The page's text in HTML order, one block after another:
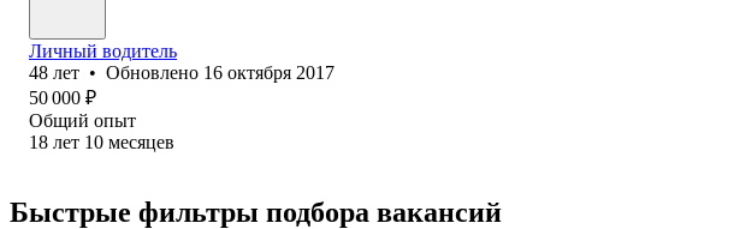
Личный водитель
48 лет • Обновлено 16 октября 2017
50 000 ₽
Общий опыт
18 лет 10 месяцев
Быстрые фильтры подбора вакансий